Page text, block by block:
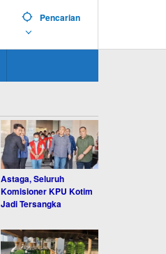
Pencarian
Astaga, Seluruh
Komisioner KPU Kotim
Jadi Tersangka